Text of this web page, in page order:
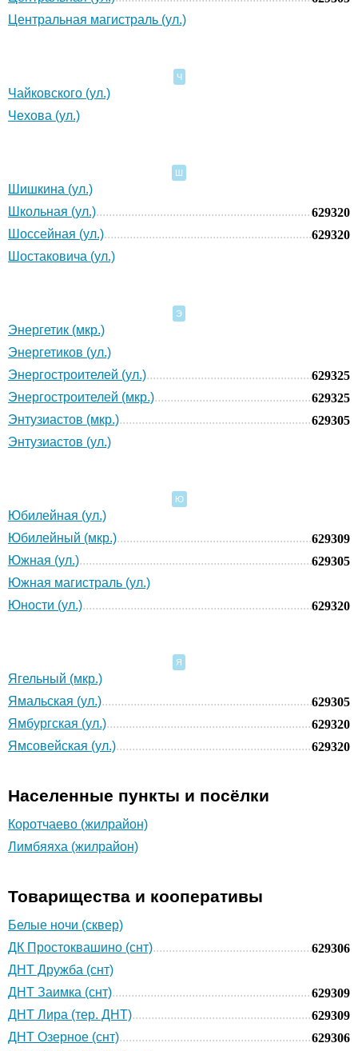
Центральная магистраль (ул.)
Ч
Чайковского (ул.)
Чехова (ул.)
Шишкина (ул.)
Школьная (ул.)
629320
Шоссейная (ул.)
629320
Шостаковича (ул.)
Э
Энергетик (мкр.)
Энергетиков (ул.)
Энергостроителей (ул.)
629325
Энергостроителей (мкр.)
629325
Энтузиастов (мкр.)
629305
Энтузиастов (ул.)
Ю
Юбилейная (ул.)
Юбилейный (мкр.)
629309
Южная (ул.)
629305
Южная магистраль (ул.)
Юности (ул.)
629320
Я
Ягельный (мкр.)
Ямальская (ул.)
629305
Ямбургская (ул.)
629320
Ямсовейская (ул.)
629320
Населенные пункты и посёлки
Коротчаево (жилрайон)
Лимбяяха (жилрайон)
Товарищества и кооперативы
Белые ночи (сквер)
ДК Простоквашино (снт)
629306
ДНТ Дружба (снт)
ДНТ Заимка (снт)
629309
ДНТ Лира (тер. ДНТ)
629309
ДНТ Озерное (снт)
629306